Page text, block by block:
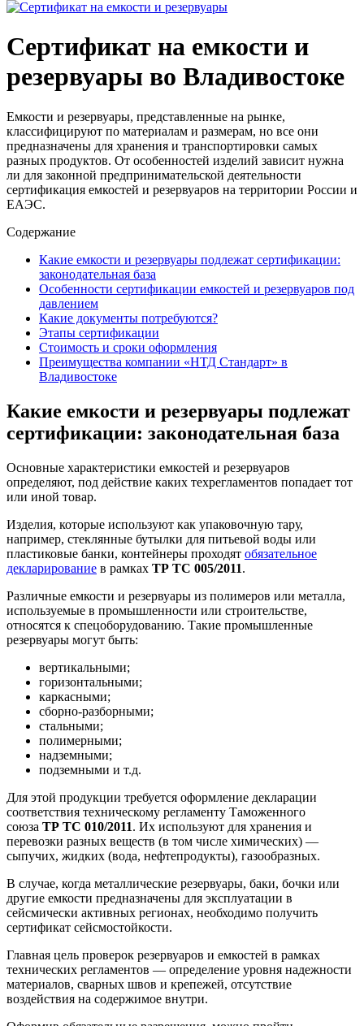
Сертификат на емкости и
резервуары во Владивостоке
Емкости и резервуары, представленные на рынке,
классифицируют по материалам и размерам, но все они
предназначены для хранения и транспортировки самых
разных продуктов. От особенностей изделий зависит нужна
ли для законной предпринимательской деятельности
сертификация емкостей и резервуаров на территории России и
ЕАЭС.
Содержание
Какие емкости и резервуары подлежат сертификации:
законодательная база
Особенности сертификации емкостей и резервуаров под
давлением
Какие документы потребуются?
Этапы сертификации
Стоимость и сроки оформления
Преимущества компании «НТД Стандарт» в
Владивостоке
Какие емкости и резервуары подлежат
сертификации: законодательная база
Основные характеристики емкостей и резервуаров
определяют, под действие каких техрегламентов попадает тот
или иной товар.
Изделия, которые используют как упаковочную тару,
например, стеклянные бутылки для питьевой воды или
пластиковые банки, контейнеры проходят обязательное
декларирование в рамках ТР ТС 005/2011.
Различные емкости и резервуары из полимеров или металла,
используемые в промышленности или строительстве,
относятся к спецоборудованию. Такие промышленные
резервуары могут быть:
вертикальными;
горизонтальными;
каркасными;
сборно-разборными;
стальными;
полимерными;
надземными;
подземными и т.д.
Для этой продукции требуется оформление декларации
соответствия техническому регламенту Таможенного
союза ТР ТС 010/2011. Их используют для хранения и
перевозки разных веществ (в том числе химических) —
сыпучих, жидких (вода, нефтепродукты), газообразных.
В случае, когда металлические резервуары, баки, бочки или
другие емкости предназначены для эксплуатации в
сейсмически активных регионах, необходимо получить
сертификат сейсмостойкости.
Главная цель проверок резервуаров и емкостей в рамках
технических регламентов — определение уровня надежности
материалов, сварных швов и крепежей, отсутствие
воздействия на содержимое внутри.